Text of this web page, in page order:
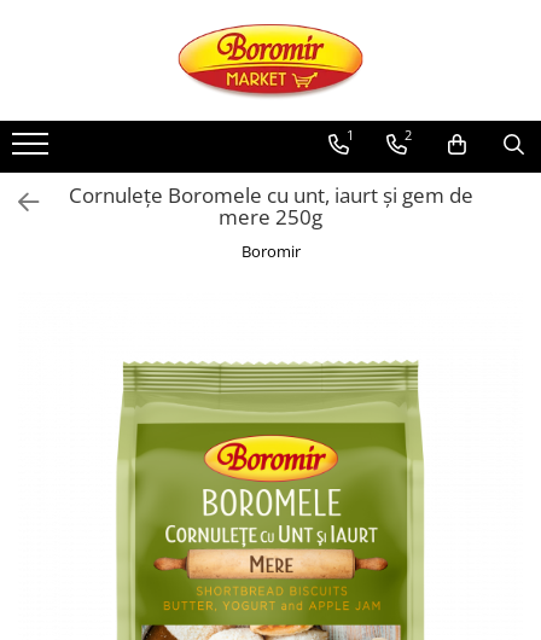
Noutati
Produse de post
Cozonac
Cozonac Traditional
Cozonac Casa Boromir
Cozonac Pricomigdala
Cozonac Magnum
Cozonac Vegan (de post)
Cozonac Collection
Cozonac cu Unt
1 2
Cornulețe Boromele cu unt, iaurt și gem de
mere 250g
Boromir